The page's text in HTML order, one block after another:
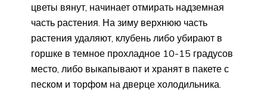
цветы вянут, начинает отмирать надземная
часть растения. На зиму верхнюю часть
растения удаляют, клубень либо убирают в
горшке в темное прохладное 10-15 градусов
место, либо выкапывают и хранят в пакете с
песком и торфом на дверце холодильника.